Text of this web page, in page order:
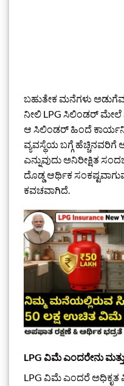
ಬಹುತೇಕ ಮನೆಗಳು
ನೀಲಿ LPG ಸಿಲಿಂಡರ್ ಮೇಲೆ
ಆ ಸಿಲಿಂಡರ್ ಹಿಂದೆ
ವ್ಯವಸ್ಥೆಯ ಬಗ್ಗೆ ಹೆಚ್ಚಿನವರಿಗೆ
ಎನ್ನುವುದು ಅನಿರೀಕ್ಷಿತ
ದೊಡ್ಡ ಆರ್ಥಿಕ
ಕವಚವಾಗಿದೆ.
LPG ವಿಮೆ ಎಂದರೇನು
LPG ವಿಮೆ ಎಂದರೆ